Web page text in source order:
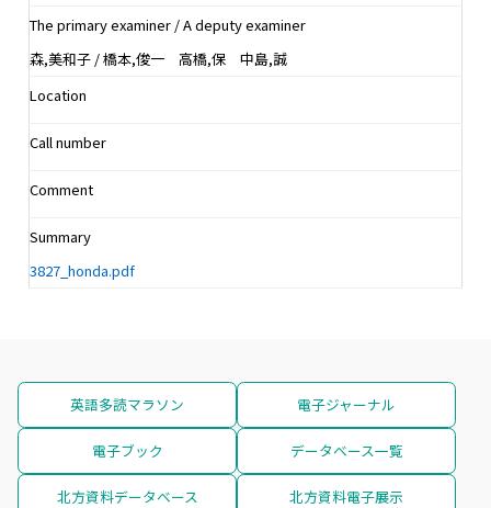
The primary examiner / A deputy examiner
森,美和子 / 橋本,俊一 高橋,保 中島,誠
Location
Call number
Comment
Summary
3827_honda.pdf
英語多読マラソン 電子ジャーナル
電子ブック データベース一覧
北方資料データベース 北方資料電子展示